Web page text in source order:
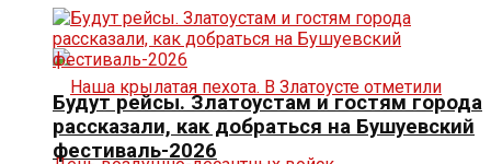
Будут рейсы. Златоустам и гостям города
рассказали, как добраться на Бушуевский
фестиваль-2026